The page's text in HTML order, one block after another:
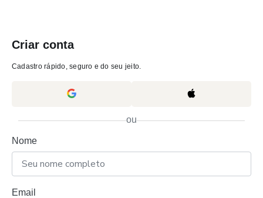
Criar conta
Cadastro rápido, seguro e do seu jeito.
ou
Nome
Email